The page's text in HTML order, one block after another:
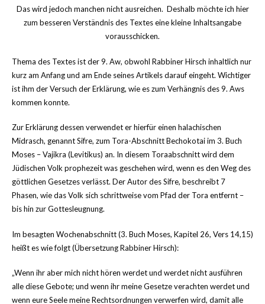
Das wird jedoch manchen nicht ausreichen. Deshalb möchte ich hier
zum besseren Verständnis des Textes eine kleine Inhaltsangabe
vorausschicken.
Thema des Textes ist der 9. Aw, obwohl Rabbiner Hirsch inhaltlich nur
kurz am Anfang und am Ende seines Artikels darauf eingeht. Wichtiger
ist ihm der Versuch der Erklärung, wie es zum Verhängnis des 9. Aws
kommen konnte.
Zur Erklärung dessen verwendet er hierfür einen halachischen
Midrasch, genannt Sifre, zum Tora-Abschnitt Bechokotai im 3. Buch
Moses – Vajikra (Levitikus) an. In diesem Toraabschnitt wird dem
Jüdischen Volk prophezeit was geschehen wird, wenn es den Weg des
göttlichen Gesetzes verlässt. Der Autor des Sifre, beschreibt 7
Phasen, wie das Volk sich schrittweise vom Pfad der Tora entfernt –
bis hin zur Gottesleugnung.
Im besagten Wochenabschnitt (3. Buch Moses, Kapitel 26, Vers 14,15)
heißt es wie folgt (Übersetzung Rabbiner Hirsch):
„Wenn ihr aber mich nicht hören werdet und werdet nicht ausführen
alle diese Gebote; und wenn ihr meine Gesetze verachten werdet und
wenn eure Seele meine Rechtsordnungen verwerfen wird, damit alle